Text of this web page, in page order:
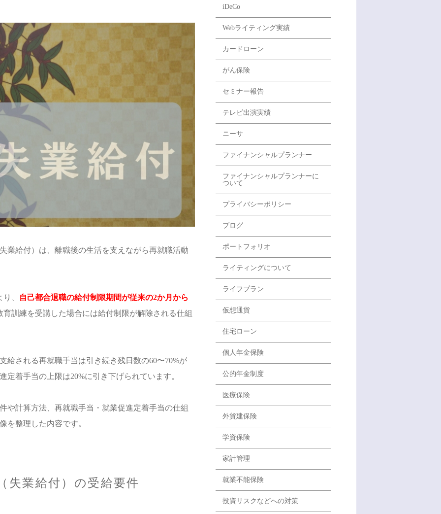
業給付）は、離職後の生活を支えながら再就職活動
、
自己都合退職の給付制限期間が従来の2か月から
育訓練を受講した場合には給付制限が解除される仕組
給される再就職手当は引き続き残日数の60〜70%が
定着手当の上限は20%に引き下げられています。
や計算方法、再就職手当・就業促進定着手当の仕組
を整理した内容です。
失業給付）の受給要件
iDeCo
Webライティング実績
カードローン
がん保険
セミナー報告
テレビ出演実績
ニーサ
ファイナンシャルプランナー
ファイナンシャルプランナーに
ついて
プライバシーポリシー
ブログ
ポートフォリオ
ライティングについて
ライフプラン
仮想通貨
住宅ローン
個人年金保険
公的年金制度
医療保険
外貨建保険
学資保険
家計管理
就業不能保険
投資リスクなどへの対策